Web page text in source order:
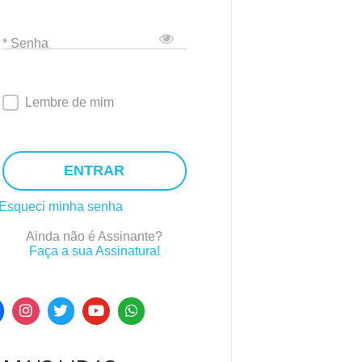
* Senha
Lembre de mim
ENTRAR
Esqueci minha senha
Ainda não é Assinante?
Faça a sua Assinatura!